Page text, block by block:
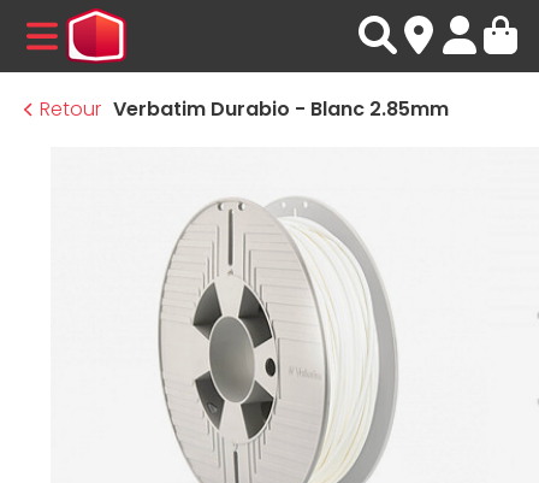
MENU
Retour Verbatim Durabio - Blanc 2.85mm